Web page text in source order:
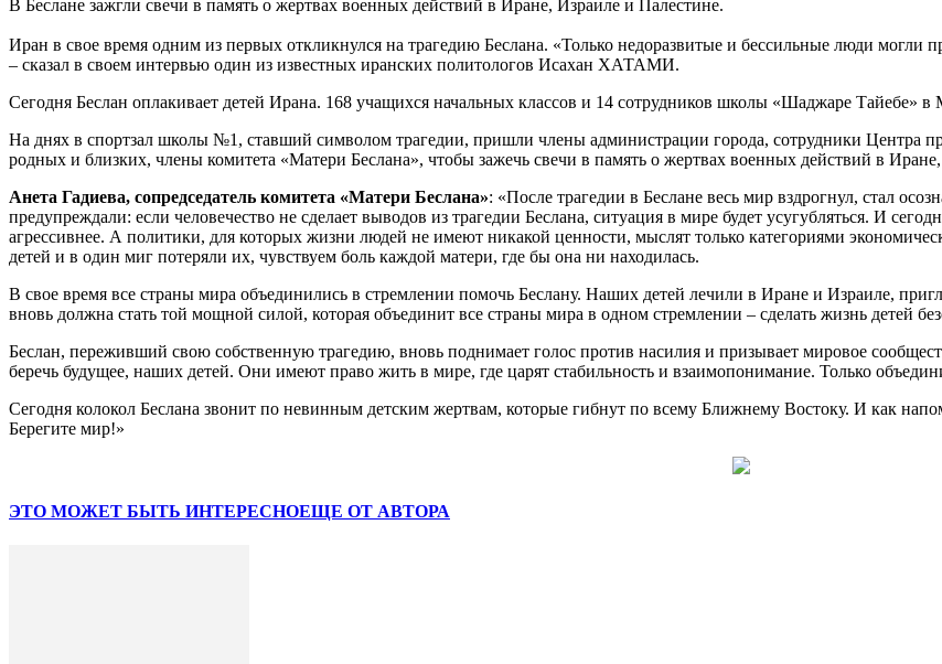
В Беслане зажгли свечи в память о жертвах военных действий в Иране, Израиле и Палестине.
Иран в свое время одним из первых откликнулся на трагедию Беслана. «Только недоразвитые и бессильные люди могли
– сказал в своем интервью один из известных иранских политологов Исахан ХАТАМИ.
Сегодня Беслан оплакивает детей Ирана. 168 учащихся начальных классов и 14 сотрудников школы «Шаджаре Тайебе»
На днях в спортзал школы №1, ставший символом трагедии, пришли члены администрации города, сотрудники Центра
родных и близких, члены комитета «Матери Беслана», чтобы зажечь свечи в память о жертвах военных действий в
Анета Гадиева, сопредседатель комитета «Матери Беслана»: «После трагедии в Беслане весь мир вздрогнул, стал
предупреждали: если человечество не сделает выводов из трагедии Беслана, ситуация в мире будет усугубляться. И
агрессивнее. А политики, для которых жизни людей не имеют никакой ценности, мыслят только категориями
детей и в один миг потеряли их, чувствуем боль каждой матери, где бы она ни находилась.
В свое время все страны мира объединились в стремлении помочь Беслану. Наших детей лечили в Иране и Израиле,
вновь должна стать той мощной силой, которая объединит все страны мира в одном стремлении – сделать жизнь детей
Беслан, переживший свою собственную трагедию, вновь поднимает голос против насилия и призывает мировое
беречь будущее, наших детей. Они имеют право жить в мире, где царят стабильность и взаимопонимание. Только
Сегодня колокол Беслана звонит по невинным детским жертвам, которые гибнут по всему Ближнему Востоку. И как
Берегите мир!»
ЭТО МОЖЕТ БЫТЬ ИНТЕРЕСНОЕЩЕ ОТ АВТОРА